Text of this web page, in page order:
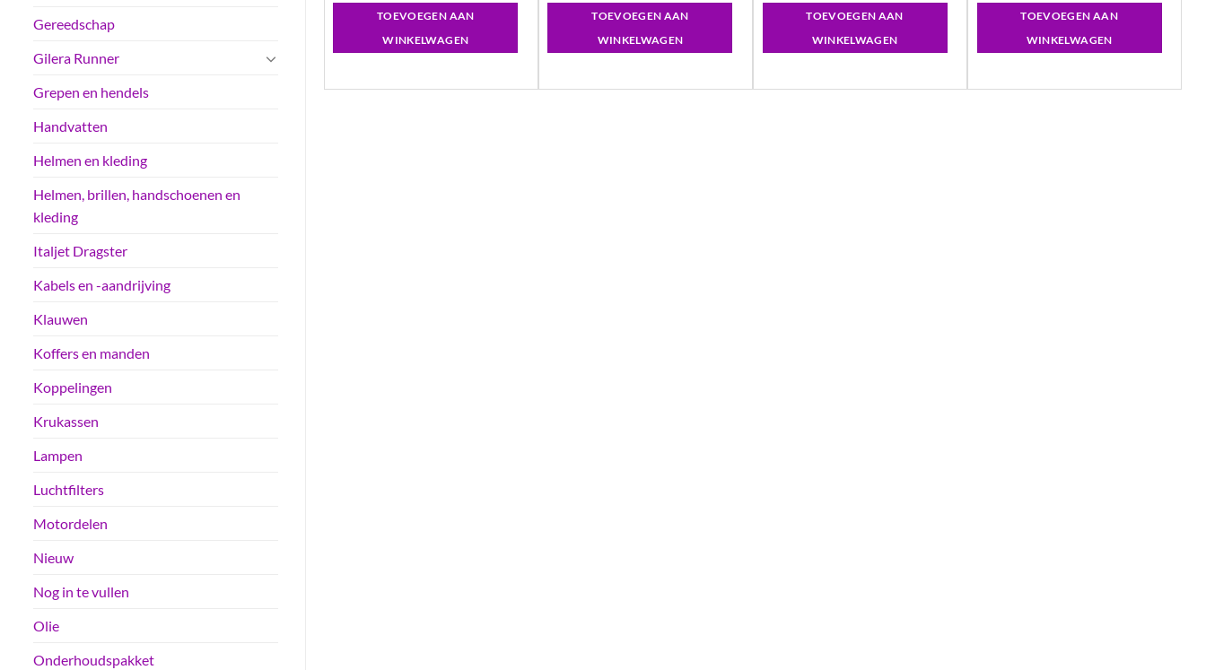
Gereedschap
Gilera Runner
Grepen en hendels
Handvatten
Helmen en kleding
Helmen, brillen, handschoenen en
kleding
Italjet Dragster
Kabels en -aandrijving
Klauwen
Koffers en manden
Koppelingen
Krukassen
Lampen
Luchtfilters
Motordelen
Nieuw
Nog in te vullen
Olie
Onderhoudspakket
TOEVOEGEN AAN
WINKELWAGEN
TOEVOEGEN AAN
WINKELWAGEN
TOEVOEGEN AAN
WINKELWAGEN
TOEVOEGEN AAN
WINKELWAGEN